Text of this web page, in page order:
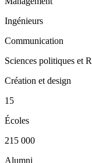
Ingénieurs
Communication
Sciences politiques et
Création et design
15
Écoles
215 000
Alumni